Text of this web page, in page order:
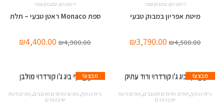
ריהוט רטן ובמבוק טבעי
מיטת אפריון במבוק טבעי
₪4,500.00
₪3,790.00
ריהוט רטן ובמבוק טבעי
ספת Monaco ראטן טבעי – תלת
₪4,900.00
₪4,400.00
מבצע!
גיימינג פוף פופים והדומים מעוצבים פופים פינות
ישיבה פנים
מבצע!
גיימינג פוף פופים והדומים מעוצבים פופים פינות
ישיבה פנים